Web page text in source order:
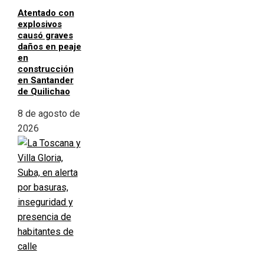
Atentado con
explosivos
causó graves
daños en peaje
en
construcción
en Santander
de Quilichao
8 de agosto de
2026